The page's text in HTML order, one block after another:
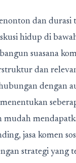
dan
hidup di
suasana
dan
dengan
mudah
jasa komen
strategi yang